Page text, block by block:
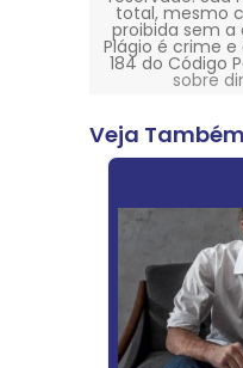
total, mesmo
proibida sem
Plágio é crime
184 do Código
sobre
Veja Também